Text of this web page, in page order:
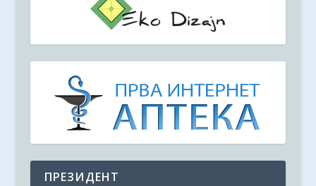
ПРЕЗИДЕНТ